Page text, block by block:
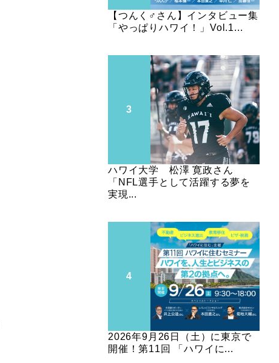
【つんく♂さん】インタビュー集
「やっぱりハワイ！」Vol.1...
ハワイ大学 松澤 寛政さん
「NFL選手として活躍する夢を
実現...
2026年9月26日（土）に東京で
開催！第11回 「ハワイに...